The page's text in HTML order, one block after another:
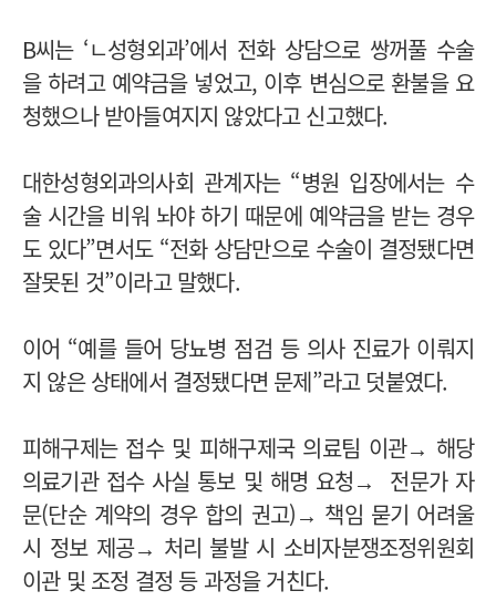
B씨는 ‘ㄴ성형외과’에서 전화 상담으로 쌍꺼풀 수술
을 하려고 예약금을 넣었고, 이후 변심으로 환불을 요
청했으나 받아들여지지 않았다고 신고했다.
대한성형외과의사회 관계자는 “병원 입장에서는 수
술 시간을 비워 놔야 하기 때문에 예약금을 받는 경우
도 있다”면서도 “전화 상담만으로 수술이 결정됐다면
잘못된 것”이라고 말했다.
이어 “예를 들어 당뇨병 점검 등 의사 진료가 이뤄지
지 않은 상태에서 결정됐다면 문제”라고 덧붙였다.
피해구제는 접수 및 피해구제국 의료팀 이관→ 해당
의료기관 접수 사실 통보 및 해명 요청→ 전문가 자
문(단순 계약의 경우 합의 권고)→ 책임 묻기 어려울
시 정보 제공→ 처리 불발 시 소비자분쟁조정위원회
이관 및 조정 결정 등 과정을 거친다.